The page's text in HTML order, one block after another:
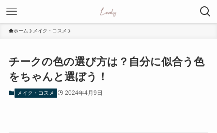
ホーム メイク・コスメ
チークの色の選び方は？自分に似合う色
をちゃんと選ぼう！
メイク・コスメ 2024年4月9日